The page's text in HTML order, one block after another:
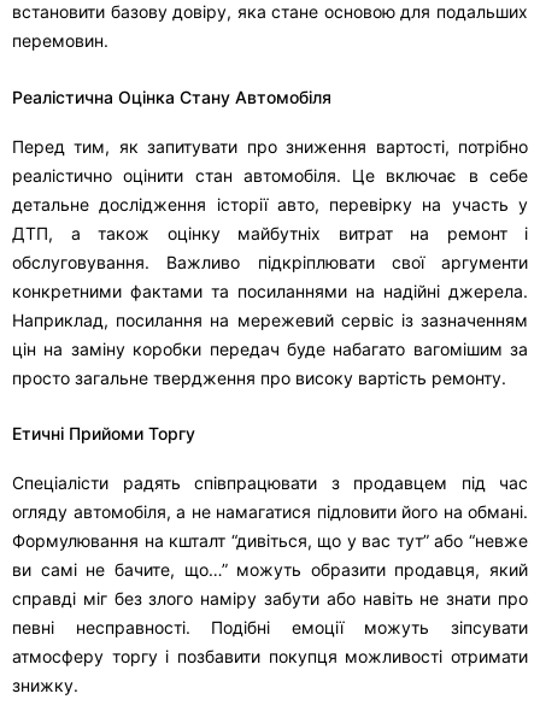
встановити базову довіру, яка стане основою для подальших
перемовин.
Реалістична Оцінка Стану Автомобіля
Перед тим, як запитувати про зниження вартості, потрібно
реалістично оцінити стан автомобіля. Це включає в себе
детальне дослідження історії авто, перевірку на участь у
ДТП, а також оцінку майбутніх витрат на ремонт і
обслуговування. Важливо підкріплювати свої аргументи
конкретними фактами та посиланнями на надійні джерела.
Наприклад, посилання на мережевий сервіс із зазначенням
цін на заміну коробки передач буде набагато вагомішим за
просто загальне твердження про високу вартість ремонту.
Етичні Прийоми Торгу
Спеціалісти радять співпрацювати з продавцем під час
огляду автомобіля, а не намагатися підловити його на обмані.
Формулювання на кшталт “дивіться, що у вас тут” або “невже
ви самі не бачите, що…” можуть образити продавця, який
справді міг без злого наміру забути або навіть не знати про
певні несправності. Подібні емоції можуть зіпсувати
атмосферу торгу і позбавити покупця можливості отримати
знижку.